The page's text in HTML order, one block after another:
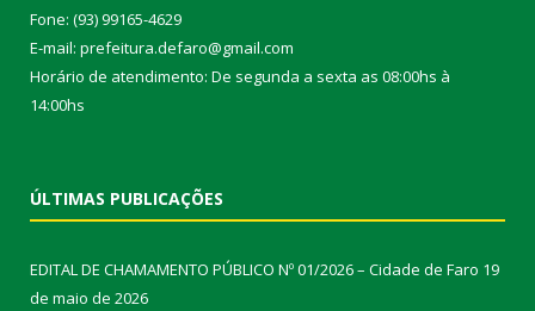
Fone: (93) 99165-4629
E-mail: prefeitura.defaro@gmail.com
Horário de atendimento: De segunda a sexta as 08:00hs à
14:00hs
ÚLTIMAS PUBLICAÇÕES
EDITAL DE CHAMAMENTO PÚBLICO Nº 01/2026 – Cidade de Faro 19
de maio de 2026